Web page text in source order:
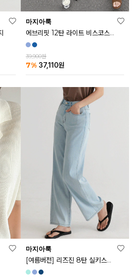
마지아룩
에브리핏 12탄 라이트 비스코스 쿨 데님 스커트
39,900원
7% 37,110원
마지아룩
[여름버전] 리즈진 8탄 실키스판 와이드 아이스 데님 팬츠